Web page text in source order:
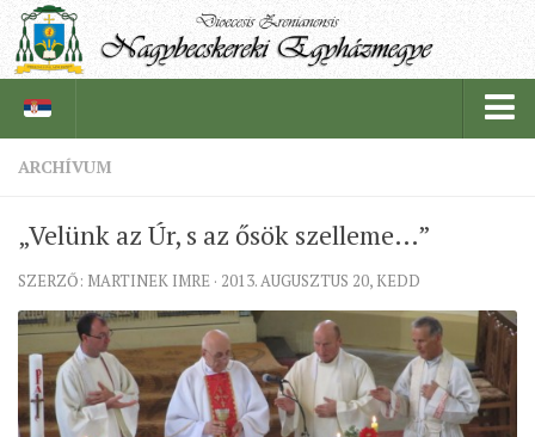
PÜSPÖK
TÖRTÉNELEM
EGYHÁZI INTÉZMÉNYEINK
EGYHÁZMEGYEI LEVÉLTÁR
LELKIPÁSZTOROK
ARCHÍVUM
„Velünk az Úr, s az ősök szelleme…”
SZERZŐ: MARTINEK IMRE · 2013. AUGUSZTUS 20, KEDD